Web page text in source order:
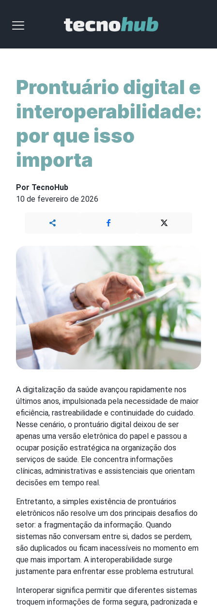
Prontuário digital e
interoperabilidade:
por que isso
importa
Por TecnoHub
10 de fevereiro de 2026
A digitalização da saúde avançou rapidamente nos
últimos anos, impulsionada pela necessidade de maior
eficiência, rastreabilidade e continuidade do cuidado.
Nesse cenário, o prontuário digital deixou de ser
apenas uma versão eletrônica do papel e passou a
ocupar posição estratégica na organização dos
serviços de saúde. Ele concentra informações
clínicas, administrativas e assistenciais que orientam
decisões em tempo real.
Entretanto, a simples existência de prontuários
eletrônicos não resolve um dos principais desafios do
setor: a fragmentação da informação. Quando
sistemas não conversam entre si, dados se perdem,
são duplicados ou ficam inacessíveis no momento em
que mais importam. A interoperabilidade surge
justamente para enfrentar esse problema estrutural.
Interoperar significa permitir que diferentes sistemas
troquem informações de forma segura, padronizada e